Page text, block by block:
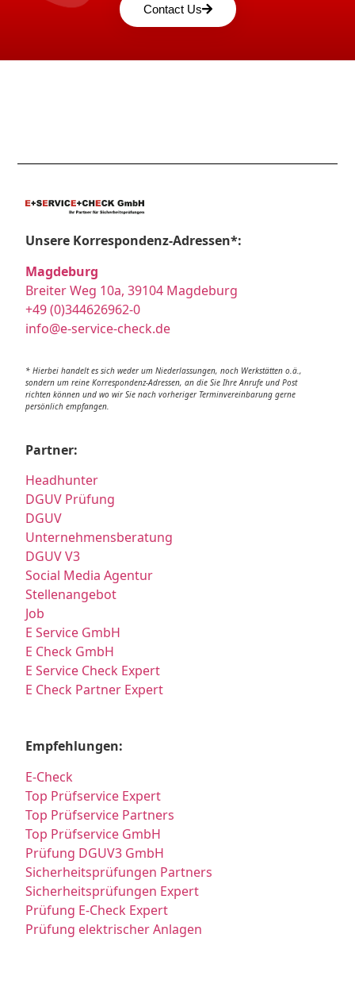
Contact Us
Unsere Korrespondenz-Adressen*:
Magdeburg
Breiter Weg 10a, 39104 Magdeburg
+49 (0)344626962-0
info@e-service-check.de
* Hierbei handelt es sich weder um Niederlassungen, noch Werkstätten o.ä.,
sondern um reine Korrespondenz-Adressen, an die Sie Ihre Anrufe und Post
richten können und wo wir Sie nach vorheriger Terminvereinbarung gerne
persönlich empfangen.
Partner:
Headhunter
DGUV Prüfung
DGUV
Unternehmensberatung
DGUV V3
Social Media Agentur
Stellenangebot
Job
E Service GmbH
E Check GmbH
E Service Check Expert
E Check Partner Expert
Empfehlungen:
E-Check
Top Prüfservice Expert
Top Prüfservice Partners
Top Prüfservice GmbH
Prüfung DGUV3 GmbH
Sicherheitsprüfungen Partners
Sicherheitsprüfungen Expert
Prüfung E-Check Expert
Prüfung elektrischer Anlagen